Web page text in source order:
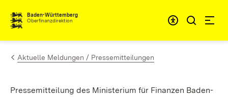
Zum Inhalt springen
Baden-Württemberg
Oberfinanzdirektion
Aktuelle Meldungen / Pressemitteilungen
Pressemitteilung des Ministerium für Finanzen Baden-